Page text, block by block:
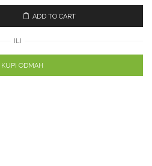
ADD TO CART
ILI
KUPI ODMAH